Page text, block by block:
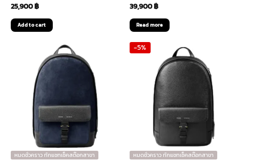
25,900฿
Add to cart
39,900฿
Read more
หมดชั่วคราว ทักแชทเช็คสต๊อกสาขา
-5%
หมดชั่วคราว ทักแชทเช็คสต๊อกสาขา